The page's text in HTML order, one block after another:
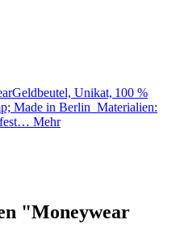
Unikat, 100 %
Made in Berlin Materialien:
Mehr
"Moneywear